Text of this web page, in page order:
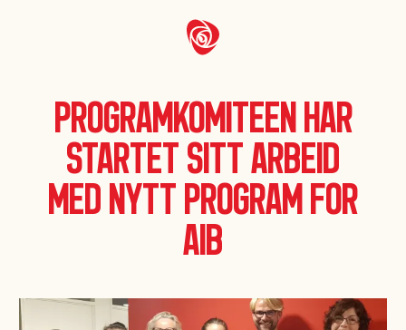
Programkomiteen har
startet sitt arbeid
med nytt program for
AiB